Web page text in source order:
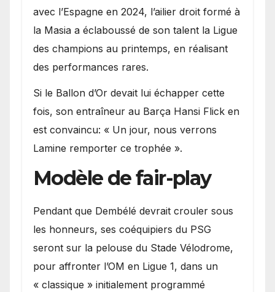
avec l’Espagne en 2024, l’ailier droit formé à
la Masia a éclaboussé de son talent la Ligue
des champions au printemps, en réalisant
des performances rares.
Si le Ballon d’Or devait lui échapper cette
fois, son entraîneur au Barça Hansi Flick en
est convaincu: « Un jour, nous verrons
Lamine remporter ce trophée ».
Modèle de fair-play
Pendant que Dembélé devrait crouler sous
les honneurs, ses coéquipiers du PSG
seront sur la pelouse du Stade Vélodrome,
pour affronter l’OM en Ligue 1, dans un
« classique » initialement programmé